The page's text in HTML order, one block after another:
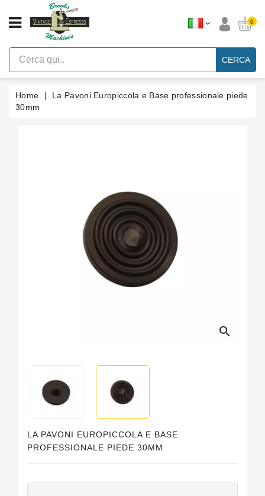
CATEGORIA
Macchine
Per
Caffè
Espresso
Leva
Vintage
0
CERCA
Home
La Pavoni Europiccola e Base professionale piede
30mm
search
LA PAVONI EUROPICCOLA E BASE
PROFESSIONALE PIEDE 30MM